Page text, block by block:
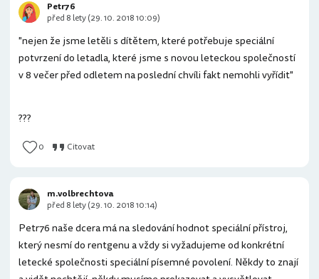
"nejen že jsme letěli s dítětem, které potřebuje speciální
potvrzení do letadla, které jsme s novou leteckou společností
v 8 večer před odletem na poslední chvíli fakt nemohli vyřídit"
???
0 Citovat
Petr76
před 8 lety (29. 10. 2018 10:09)
Petr76 naše dcera má na sledování hodnot speciální přístroj,
který nesmí do rentgenu a vždy si vyžadujeme od konkrétní
letecké společnosti speciální písemné povolení. Někdy to znají
m.volbrechtova
před 8 lety (29. 10. 2018 10:14)